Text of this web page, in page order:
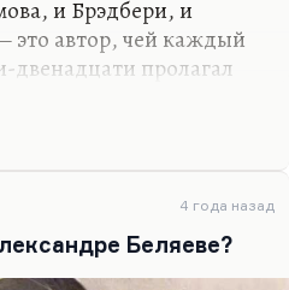
и Брэдбери, и
это автор, чей каждый
двенадцати пролагал
довольно наглядно это
вот так популярна
них, потому что все
преувеличен. Нет,
4 года назад
Беляеве?